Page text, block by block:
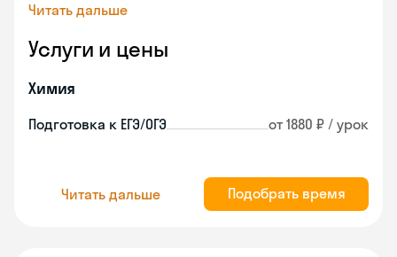
Читать дальше
Услуги и цены
Химия
Подготовка к ЕГЭ/ОГЭ от 1880 ₽ / урок
Читать дальше Подобрать время